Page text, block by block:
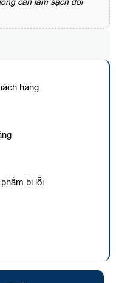
cần làm sạch đối
hàng
bị lỗi